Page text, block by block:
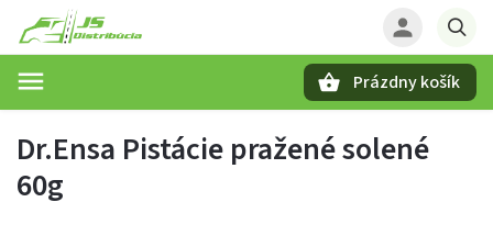
Prázdny košík
Dr.Ensa Pistácie pražené solené
60g